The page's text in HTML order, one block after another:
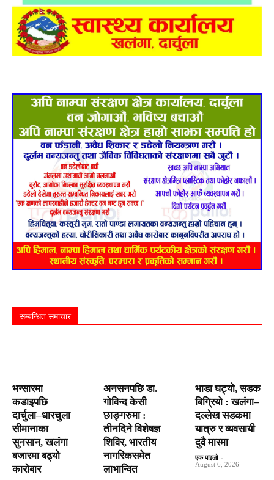
सम्बन्धित समाचार
भन्सारमा
कडाइपछि
दार्चुला–धारचुला
सीमानाका
सुनसान, खलंगा
बजारमा बढ्यो
कारोबार
अनसनपछि डा.
गोविन्द केसी
छाङ्गरुमा :
तीनदिने विशेषज्ञ
शिविर, भारतीय
नागरिकसमेत
लाभान्वित
भाडा घट्यो, सडक
बिग्रियो : खलंगा–
दल्लेख सडकमा
यात्रु र व्यवसायी
दुवै मारमा
एक पाइलो -
August 6, 2026